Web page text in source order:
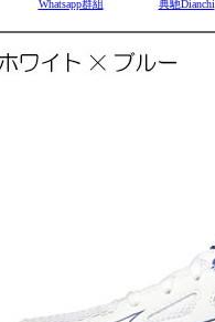
Whatsapp群組 典馳Dianchi